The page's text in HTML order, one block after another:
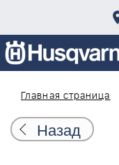
Главная страница
Назад